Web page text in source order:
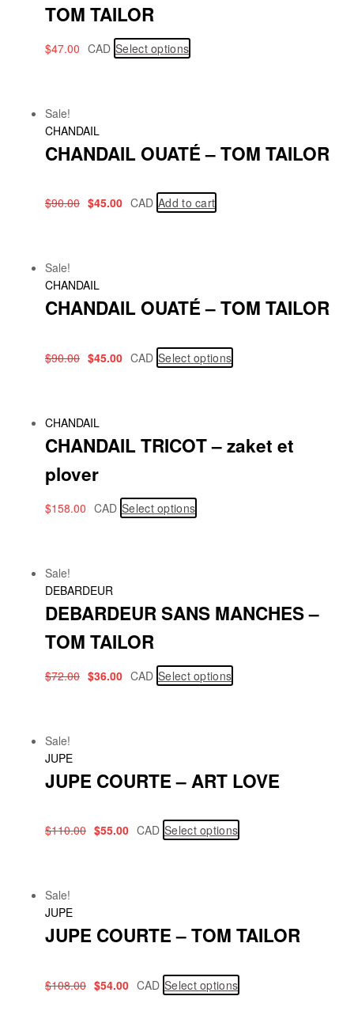
TOM TAILOR
$47.00 CAD Select options
Sale!
CHANDAIL
CHANDAIL OUATÉ – TOM TAILOR
$90.00 $45.00 CAD Add to cart
Sale!
CHANDAIL
CHANDAIL OUATÉ – TOM TAILOR
$90.00 $45.00 CAD Select options
CHANDAIL
CHANDAIL TRICOT – zaket et
plover
$158.00 CAD Select options
Sale!
DEBARDEUR
DEBARDEUR SANS MANCHES –
TOM TAILOR
$72.00 $36.00 CAD Select options
Sale!
JUPE
JUPE COURTE – ART LOVE
$110.00 $55.00 CAD Select options
Sale!
JUPE
JUPE COURTE – TOM TAILOR
$108.00 $54.00 CAD Select options